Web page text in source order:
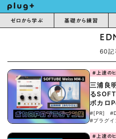
ゼロから学ぶ 基礎から練習
60記
#上達の
三浦良
る
ボカロ
#[PR]
#プラグイ
#上達の